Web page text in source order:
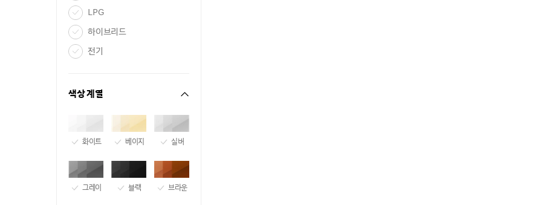
LPG
하이브리드
전기
색상 계열
화이트 베이지 실버
그레이 블랙 브라운